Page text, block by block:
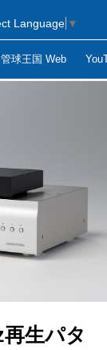
管球王国 Web
Language ▼
生パタ